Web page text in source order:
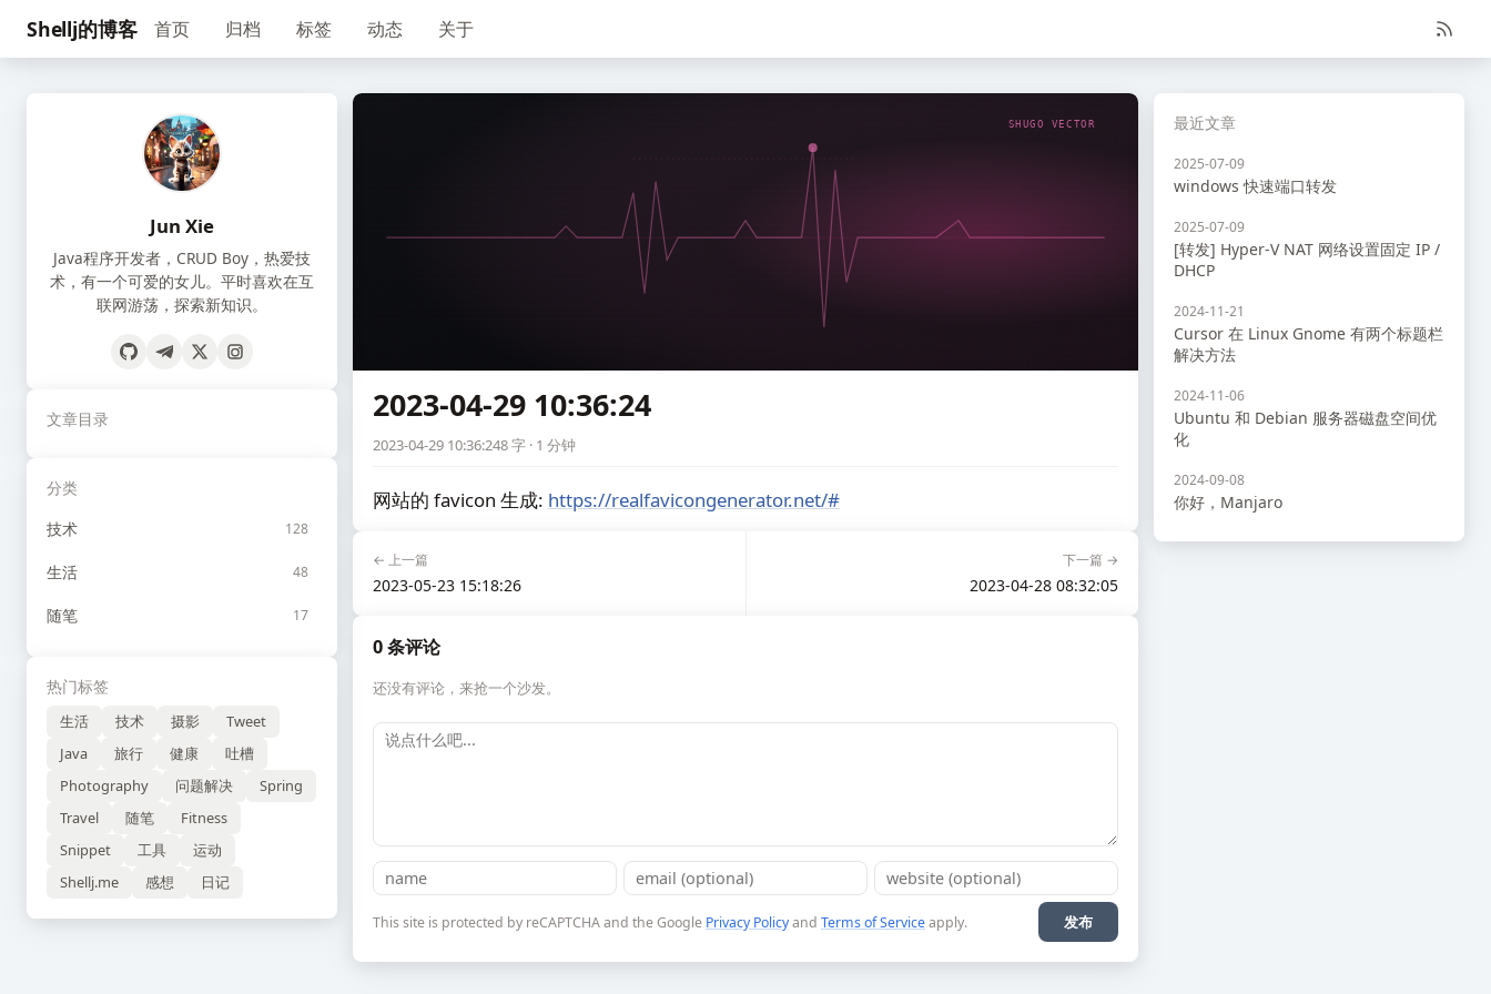
Shellj的博客 首页 归档 标签 动态 关于
Jun Xie
Java程序开发者，CRUD Boy，热爱技
术，有一个可爱的女儿。平时喜欢在互
联网游荡，探索新知识。
文章目录
分类
技术
128
生活 48
随笔 17
热门标签
生活 技术 摄影
Tweet
Java
旅行 健康
吐槽
Photography
问题解决
Spring
Travel
随笔
Fitness
Snippet
工具
运动
Shellj.me
感想 日记
SHUGO VECTOR
2023-04-29 10:36:24
2023-04-29 10:36:248 字 · 1 分钟
网站的 favicon 生成: https://realfavicongenerator.net/#
← 上一篇
2023-05-23 15:18:26
下一篇 →
2023-04-28 08:32:05
0 条评论
还没有评论，来抢一个沙发。
This site is protected by reCAPTCHA and the Google Privacy Policyand Terms of Serviceapply. 发布
最近文章
2025-07-09
windows 快速端口转发
2025-07-09
[转发] Hyper-V NAT 网络设置固定 IP /
DHCP
2024-11-21
Cursor 在 Linux Gnome 有两个标题栏
解决方法
2024-11-06
Ubuntu 和 Debian 服务器磁盘空间优
化
2024-09-08
你好，Manjaro